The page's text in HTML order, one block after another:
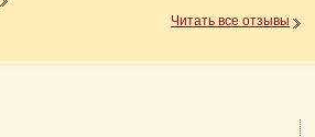
Читать все отзывы